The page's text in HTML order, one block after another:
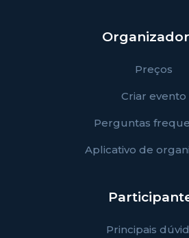
Preços
Criar evento
Perguntas
Aplicativo de
Principais